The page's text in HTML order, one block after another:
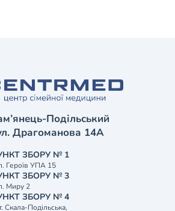
Подільський
Драгоманова 14А
ЗБОРУ № 1
Героїв УПА 15
ЗБОРУ № 3
Миру 2
ЗБОРУ № 4
Скала-Подільська,